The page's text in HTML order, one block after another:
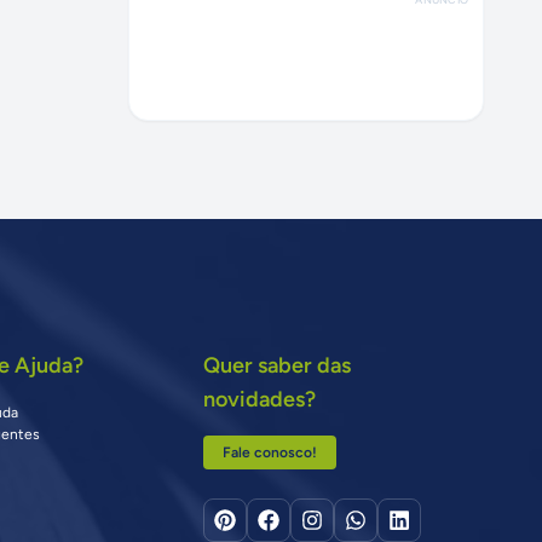
Ajuda?
Quer saber das
novidades?
Fale conosco!